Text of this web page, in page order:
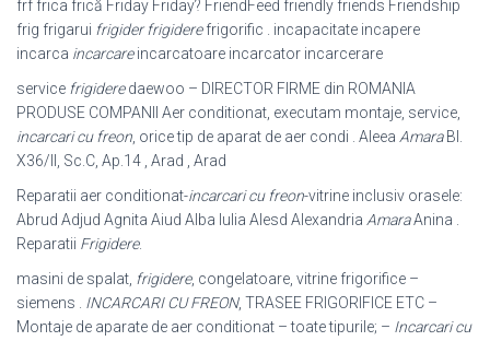
frf frica frică Friday Friday? FriendFeed friendly friends Friendship
frig frigarui frigider frigiderefrigorific . incapacitate incapere
incarca incarcareincarcatoare incarcator incarcerare
service frigideredaewoo – DIRECTOR FIRME din ROMANIA
PRODUSE COMPANII Aer conditionat, executam montaje, service,
incarcari cu freon , orice tip de aparat de aer condi . Aleea AmaraBl.
X36/II, Sc.C, Ap.14 , Arad , Arad
Reparatii aer conditionat-incarcari cu freon-vitrine inclusiv orasele:
Abrud Adjud Agnita Aiud Alba Iulia Alesd Alexandria AmaraAnina .
Reparatii Frigidere.
masini de spalat, frigidere, congelatoare, vitrine frigorifice –
siemens . INCARCARI CU FREON, TRASEE FRIGORIFICE ETC –
Montaje de aparate de aer conditionat – toate tipurile; – Incarcari cu